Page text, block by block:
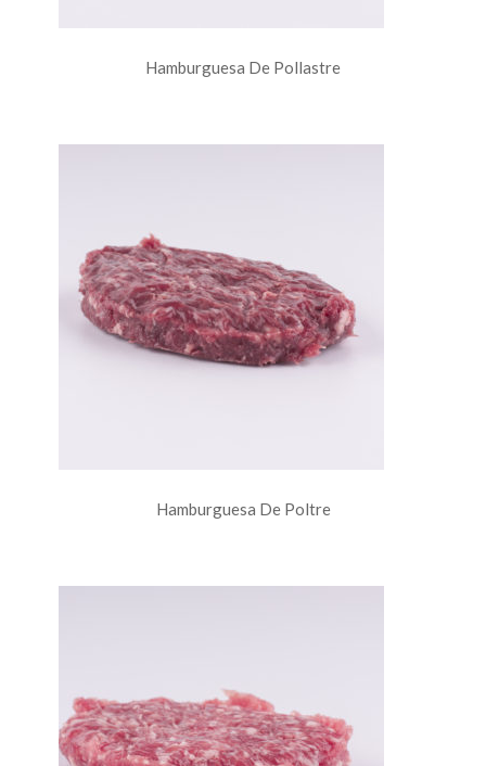
Hamburguesa De Pollastre
Hamburguesa De Poltre